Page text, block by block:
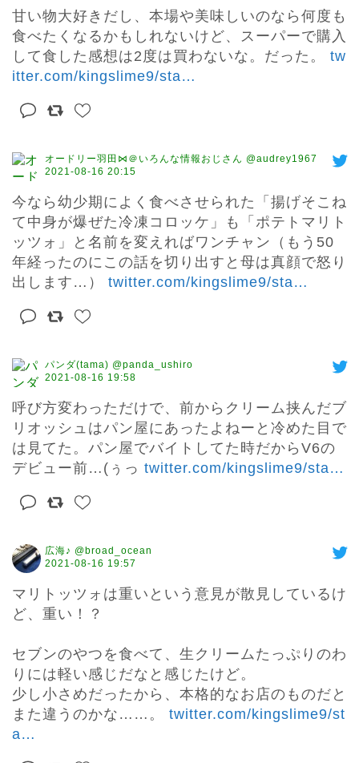
甘い物大好きだし、本場や美味しいのなら何度も
食べたくなるかもしれないけど、スーパーで購入
して食した感想は2度は買わないな。だった。 tw
itter.com/kingslime9/sta…
オードリー羽田⋈＠いろんな情報おじさん @audrey1967
2021-08-16 20:15
今なら幼少期によく食べさせられた「揚げそこね
て中身が爆ぜた冷凍コロッケ」も「ポテトマリト
ッツォ」と名前を変えればワンチャン（もう50
年経ったのにこの話を切り出すと母は真顔で怒り
出します…） twitter.com/kingslime9/sta…
パンダ(tama) @panda_ushiro
2021-08-16 19:58
呼び方変わっただけで、前からクリーム挟んだブ
リオッシュはパン屋にあったよねーと冷めた目で
は見てた。パン屋でバイトしてた時だからV6の
デビュー前…(ぅっ twitter.com/kingslime9/sta…
広海♪ @broad_ocean
2021-08-16 19:57
マリトッツォは重いという意見が散見しているけ
ど、重い！？
セブンのやつを食べて、生クリームたっぷりのわ
りには軽い感じだなと感じたけど。
少し小さめだったから、本格的なお店のものだと
また違うのかな……。 twitter.com/kingslime9/st
a…